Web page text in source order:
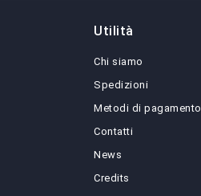
Utilità
Chi siamo
Spedizioni
Metodi di pagamento
Contatti
News
Credits